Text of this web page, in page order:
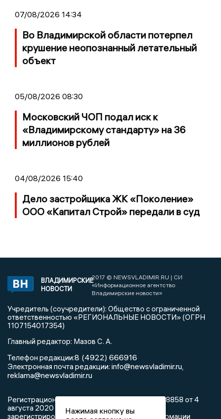
07/08/2026 14:34
Во Владимирской области потерпел
крушение неопознанный летательный
объект
05/08/2026 08:30
Московский ЧОП подал иск к
«Владимирскому стандарту» на 36
миллионов рублей
04/08/2026 15:40
Дело застройщика ЖК «Поколение»
ООО «Капитал Строй» передали в суд
ВЛАДИМИРСКИЕ
НОВОСТИ
2017 © NEWSVLADIMIR.RU | СИ
«Информационное агентство
Владимирские новости»
Учредитель (соучредители): Общество с ограниченной
ответственностью «РЕГИОНАЛЬНЫЕ НОВОСТИ» (ОГРН
1107154017354)
Главный редактор: Мазов С. А.
Телефон редакции:8 (4922) 666916
Электронная почта редакции: info@newsvladimir.ru,
reklama@newsvladimir.ru
Регистрационный номер: серия Эл № ФС77-78858 от 4
августа 2020 г. согласно выписке из реестра
зарегистрированных средств массовой информации
Нажимая кнопку вы